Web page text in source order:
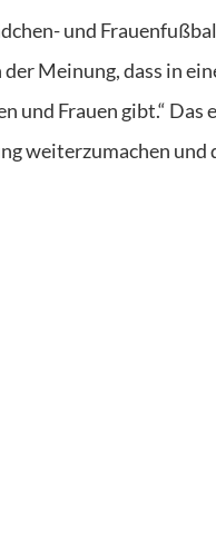
und
der Meinung, dass in
und Frauen gibt.“
weiterzumachen und